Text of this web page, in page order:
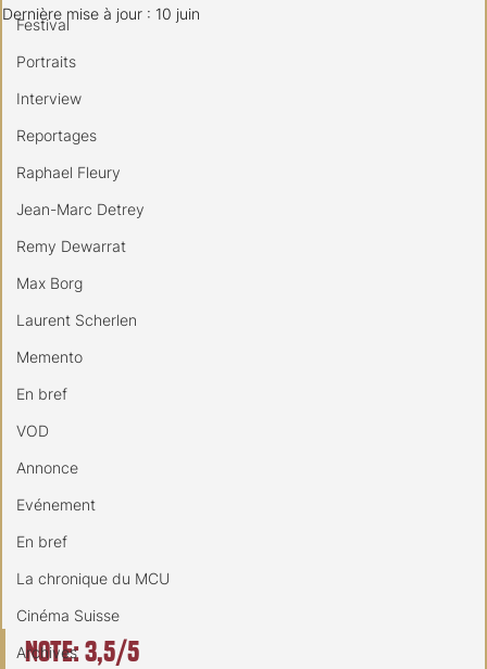
Festival
Portraits
Interview
Reportages
Raphael Fleury
Jean-Marc Detrey
Remy Dewarrat
Max Borg
Laurent Scherlen
Memento
En bref
VOD
Annonce
Evénement
En bref
La chronique du MCU
Cinéma Suisse
Archives
Dernière mise à jour : 10 juin
Note: 3,5/5